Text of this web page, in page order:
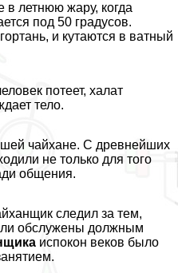
в летнюю жару, когда
под 50 градусов.
и кутаются в ватный
потеет, халат
тело.
чайхане. С древнейших
не только для того
общения.
следил за тем,
обслужены должным
испокон веков было